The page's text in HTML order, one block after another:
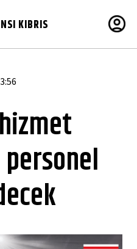
KIBRIS
personel